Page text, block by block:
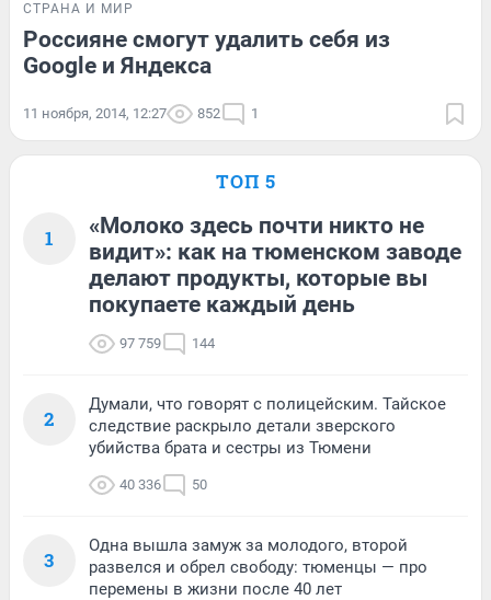
СТРАНА И МИР
Россияне смогут удалить себя из
Google и Яндекса
11 ноября, 2014, 12:27 852 1
ТОП 5
1
«Молоко здесь почти никто не
видит»: как на тюменском заводе
делают продукты, которые вы
покупаете каждый день
97 759 144
2
Думали, что говорят с полицейским. Тайское
следствие раскрыло детали зверского
убийства брата и сестры из Тюмени
40 336 50
3
Одна вышла замуж за молодого, второй
развелся и обрел свободу: тюменцы — про
перемены в жизни после 40 лет